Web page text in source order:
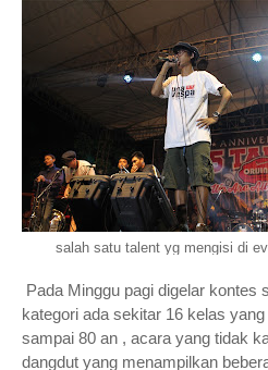
salah satu talent yg mengisi di
Pada Minggu pagi digelar kontes
kategori ada sekitar 16 kelas
sampai 80 an , acara yang tidak
dangdut yang menampilkan